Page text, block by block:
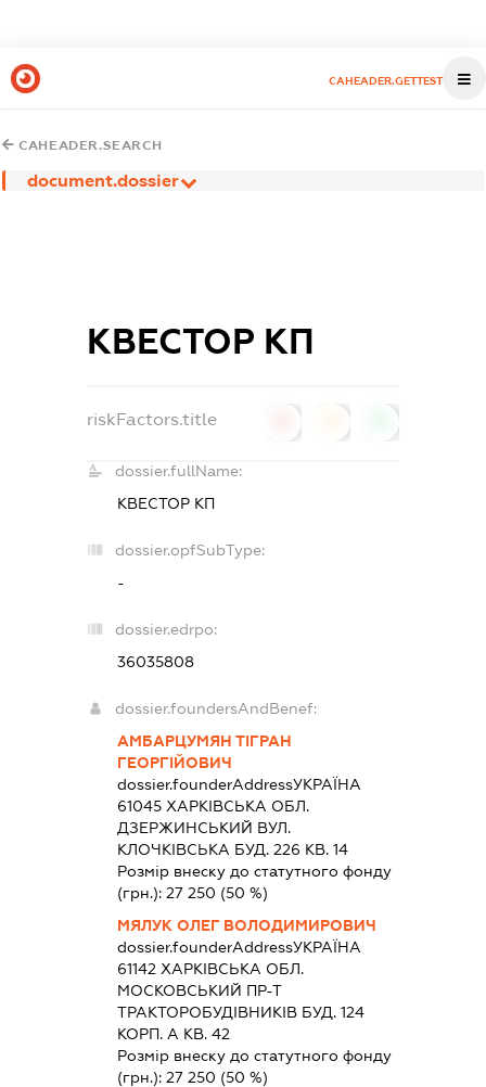
CAHEADER.GETTEST
CAHEADER.SEARCH
document.dossier
КВЕСТОР КП
riskFactors.title
dossier.fullName:
КВЕСТОР КП
dossier.opfSubType:
-
dossier.edrpo:
36035808
dossier.foundersAndBenef:
АМБАРЦУМЯН ТІГРАН
ГЕОРГІЙОВИЧ
dossier.founderAddressУКРАЇНА
61045 ХАРКIВСЬКА ОБЛ.
ДЗЕРЖИНСЬКИЙ ВУЛ.
КЛОЧКІВСЬКА БУД. 226 КВ. 14
Розмір внеску до статутного фонду
(грн.): 27 250 (50 %)
МЯЛУК ОЛЕГ ВОЛОДИМИРОВИЧ
dossier.founderAddressУКРАЇНА
61142 ХАРКIВСЬКА ОБЛ.
МОСКОВСЬКИЙ ПР-Т
ТРАКТОРОБУДІВНИКІВ БУД. 124
КОРП. А КВ. 42
Розмір внеску до статутного фонду
(грн.): 27 250 (50 %)